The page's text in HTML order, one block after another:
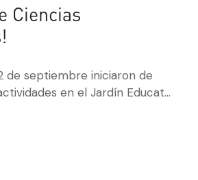
Ciencias
de septiembre iniciaron de
en el Jardín Educat...